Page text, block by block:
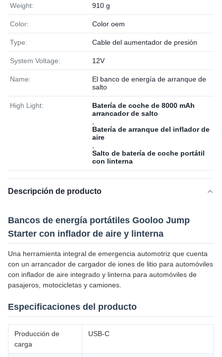
Weight: 910 g
Color: Color oem
Type: Cable del aumentador de presión
System Voltage: 12V
Name:
El banco de energía de arranque de
salto
High Light:
Batería de coche de 8000 mAh
arrancador de salto
Batería de arranque del inflador de
aire
Salto de batería de coche portátil
con linterna
Descripción de producto
Bancos de energía portátiles Gooloo Jump
Starter con inflador de aire y linterna
Una herramienta integral de emergencia automotriz que cuenta
con un arrancador de cargador de iones de litio para automóviles
con inflador de aire integrado y linterna para automóviles de
pasajeros, motocicletas y camiones.
Especificaciones del producto
Producción de
carga
USB-C